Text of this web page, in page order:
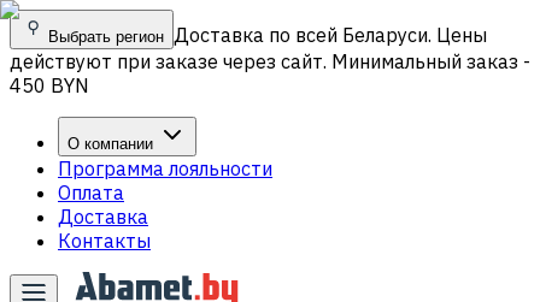
Выбрать регион Доставка по всей Беларуси. Цены
действуют при заказе через сайт. Минимальный заказ -
450 BYN
О компании
Программа лояльности
Оплата
Доставка
Контакты